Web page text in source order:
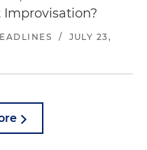
Improvisation?
/
JULY 23,